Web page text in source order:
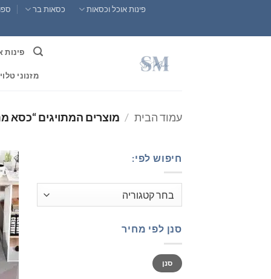
content
פינות אוכל וכסאות כסאות בר
פינות
מזנוני
עמוד הבית / מוצרים המתויגים “כסא
חיפוש לפי:
סנן לפי מחיר
מחיר
מינימלי
מחיר
מקסימלי
סנן